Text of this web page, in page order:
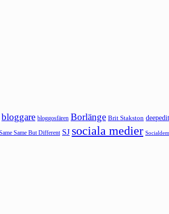
bloggare bloggosfären Borlänge Brit Stakston
Same But Different SJ sociala medier